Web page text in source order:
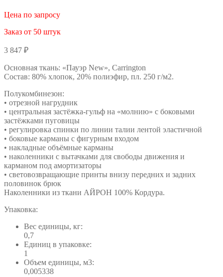
Цена по запросу
Заказ от 50 штук
3 847 ₽
Основная ткань: «Пауэр New», Carrington
Состав: 80% хлопок, 20% полиэфир, пл. 250 г/м2.
Полукомбинезон:
• отрезной нагрудник
• центральная застёжка-гульф на «молнию» с боковыми
застёжками пуговицы
• регулировка спинки по линии талии лентой эластичной
• боковые карманы с фигурным входом
• накладные объёмные карманы
• наколенники с вытачками для свободы движения и
карманом под амортизаторы
• световозвращающие принты внизу передних и задних
половинок брюк
Наколенники из ткани АЙРОН 100% Кордура.
Упаковка:
Вес единицы, кг:
0,7
Единиц в упаковке:
1
Объем единицы, м3:
0,005338